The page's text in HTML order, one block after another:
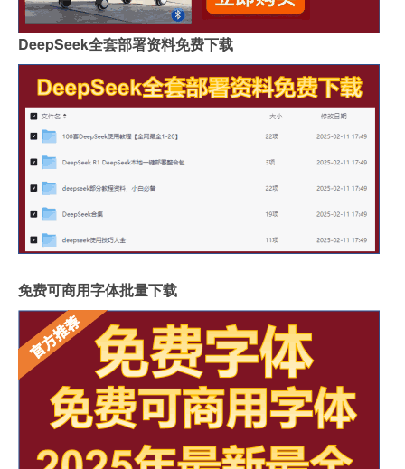
DeepSeek全套部署资料免费下载
免费可商用字体批量下载